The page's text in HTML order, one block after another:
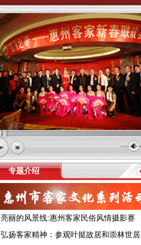
专题介绍
亮丽的风景线:惠州客家民俗风情摄影赛
弘扬客家精神：参观叶挺故居和崇林世居